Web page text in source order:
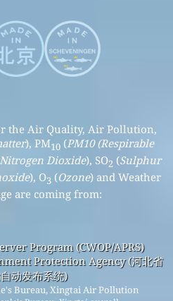
the Air Quality, Air Pollution,
), PM10(PM10 (Respirable
Nitrogen Dioxide), SO2 (Sulphur
), O3 (Ozone) and Weather
are coming from:
Program (CWOP/APRS)
Protection Agency (河北省
动发布系统)
Bureau, Xingtai Air Pollution